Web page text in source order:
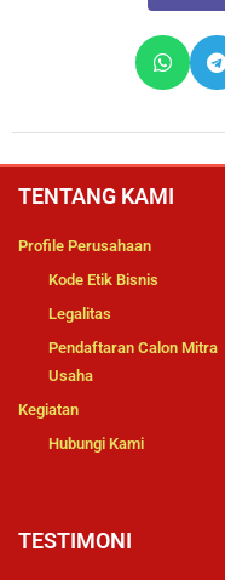
TENTANG KAMI
Profile Perusahaan
Kode Etik Bisnis
Legalitas
Pendaftaran Calon Mitra
Usaha
Kegiatan
Hubungi Kami
TESTIMONI